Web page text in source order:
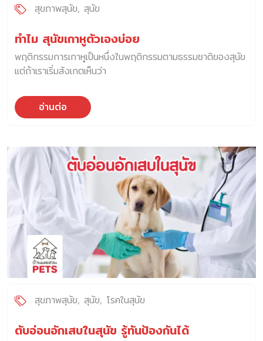
สุขภาพสุนัข สุนัข
ทำไม สุนัขเกาหูตัวเองบ่อย
พฤติกรรมการเกาหูเป็นหนึ่งในพฤติกรรมตามธรรมชาติของสุนัข
แต่ถ้าเราเริ่มสังเกตเห็นว่า
อ่านต่อ
สุขภาพสุนัข สุนัข โรคในสุนัข
ตับอ่อนอักเสบในสุนัข รู้ทันป้องกันได้